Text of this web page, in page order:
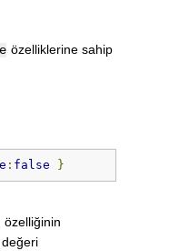
özelliklerine sahip
: false }
özelliğinin